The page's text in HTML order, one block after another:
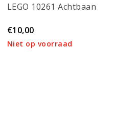
LEGO 10261 Achtbaan
€10,00
Niet op voorraad